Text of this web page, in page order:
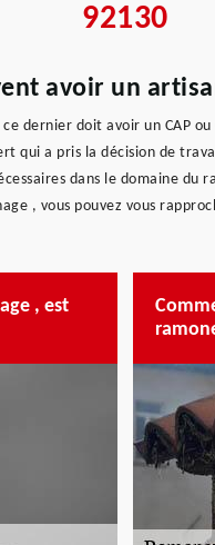
92130
avoir un
dernier doit avoir un CAP
qui a pris la décision de
dans le domaine
, vous pouvez vous
, est